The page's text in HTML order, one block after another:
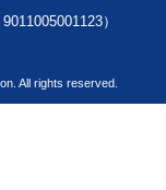
）
All rights reserved.